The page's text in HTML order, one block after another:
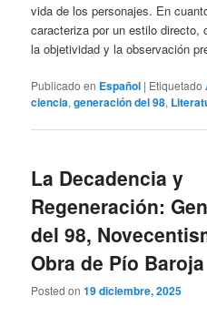
vida de los personajes. En
caracteriza por un estilo
la objetividad y la observación
Publicado en Español | Etiquetado
ciencia,generación del 98,
La Decadencia y
Regeneración:
del 98,
Obra de Pío Baroja
Posted on19 diciembre, 2025